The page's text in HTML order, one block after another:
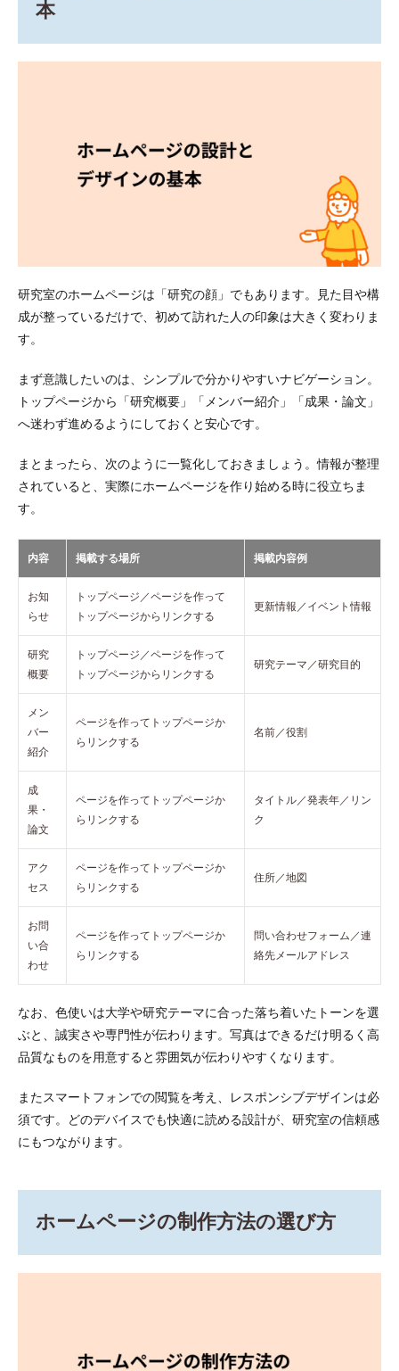
本
研究室のホームページは「研究の顔」でもあります。見た目や構
成が整っているだけで、初めて訪れた人の印象は大きく変わりま
す。
まず意識したいのは、シンプルで分かりやすいナビゲーション。
トップページから「研究概要」「メンバー紹介」「成果・論文」
へ迷わず進めるようにしておくと安心です。
まとまったら、次のように一覧化しておきましょう。情報が整理
されていると、実際にホームページを作り始める時に役立ちま
す。
内容 掲載する場所 掲載内容例
お知
らせ
トップページ／ページを作って
トップページからリンクする
更新情報／イベント情報
研究
概要
トップページ／ページを作って
トップページからリンクする
研究テーマ／研究目的
メン
バー
紹介
ページを作ってトップページか
らリンクする
名前／役割
成
果・
論文
ページを作ってトップページか
らリンクする
タイトル／発表年／リン
ク
アク
セス
ページを作ってトップページか
らリンクする
住所／地図
お問
い合
わせ
ページを作ってトップページか
らリンクする
問い合わせフォーム／連
絡先メールアドレス
なお、色使いは大学や研究テーマに合った落ち着いたトーンを選
ぶと、誠実さや専門性が伝わります。写真はできるだけ明るく高
品質なものを用意すると雰囲気が伝わりやすくなります。
またスマートフォンでの閲覧を考え、レスポンシブデザインは必
須です。どのデバイスでも快適に読める設計が、研究室の信頼感
にもつながります。
ホームページの制作方法の選び方